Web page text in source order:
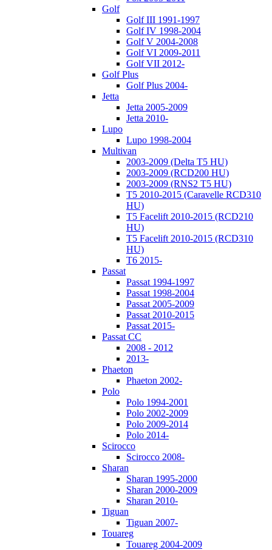
Golf
Golf III 1991-1997
Golf IV 1998-2004
Golf V 2004-2008
Golf VI 2009-2011
Golf VII 2012-
Golf Plus
Golf Plus 2004-
Jetta
Jetta 2005-2009
Jetta 2010-
Lupo
Lupo 1998-2004
Multivan
2003-2009 (Delta T5 HU)
2003-2009 (RCD200 HU)
2003-2009 (RNS2 T5 HU)
T5 2010-2015 (Caravelle RCD310
HU)
T5 Facelift 2010-2015 (RCD210
HU)
T5 Facelift 2010-2015 (RCD310
HU)
T6 2015-
Passat
Passat 1994-1997
Passat 1998-2004
Passat 2005-2009
Passat 2010-2015
Passat 2015-
Passat CC
2008 - 2012
2013-
Phaeton
Phaeton 2002-
Polo
Polo 1994-2001
Polo 2002-2009
Polo 2009-2014
Polo 2014-
Scirocco
Scirocco 2008-
Sharan
Sharan 1995-2000
Sharan 2000-2009
Sharan 2010-
Tiguan
Tiguan 2007-
Touareg
Touareg 2004-2009